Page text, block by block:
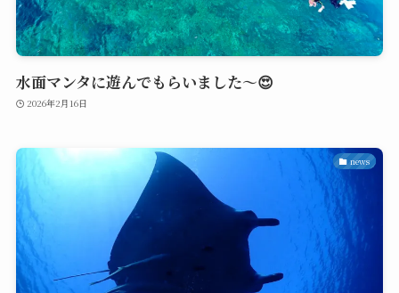
水面マンタに遊んでもらいました〜😍
2026年2月16日
news